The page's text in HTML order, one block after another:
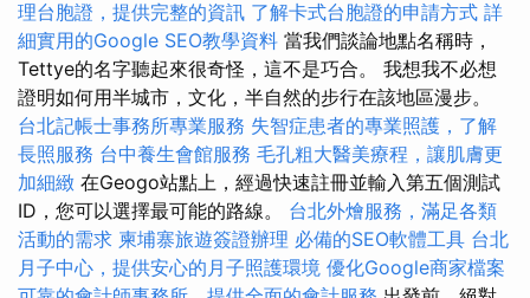
理台胞證，提供完整的資訊 了解卡式台胞證的申請方式 詳
細實用的Google SEO教學資料 當我們談論地點名稱時，
Tettye的名字聽起來很奇怪，這不是巧合。 我想我不必想
證明如何用半城市，文化，半自然的步行在該地區漫步。
台北記帳士事務所專業服務 失智症患者的專業照護，了解
長照服務 台中養生會館服務 毛孔粗大醫美療程，讓肌膚更
加細緻 在Geogo站點上，經過快速註冊並輸入第五個測試
ID，您可以選擇最可能的路線。 台北外燴服務，滿足各類
活動的需求 柬埔寨旅遊簽證辦理 必備的SEO軟體工具 台北
月子中心，提供安心的月子照護環境 優化Google商家檔案